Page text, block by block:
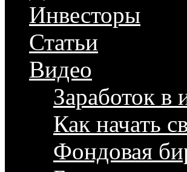
Инвесторы
Статьи
Видео
Заработок в
Как начать
Фондовая